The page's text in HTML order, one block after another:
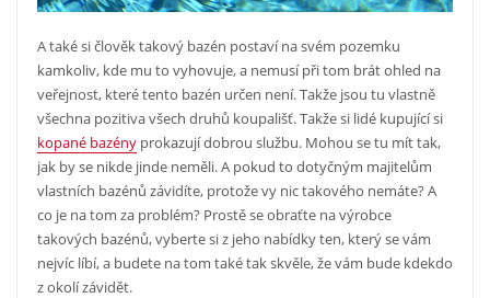
A také si člověk takový bazén postaví na svém pozemku
kamkoliv, kde mu to vyhovuje, a nemusí při tom brát ohled na
veřejnost, které tento bazén určen není. Takže jsou tu vlastně
všechna pozitiva všech druhů koupališť.Takže si lidé kupující si
kopané bazényprokazují dobrou službu. Mohou se tu mít tak,
jak by se nikde jinde neměli. A pokud to dotyčným majitelům
vlastních bazénů závidíte, protože vy nic takového nemáte? A
co je na tom za problém? Prostě se obraťte na výrobce
takových bazénů, vyberte si z jeho nabídky ten, který se vám
nejvíc líbí, a budete na tom také tak skvěle, že vám bude kdekdo
z okolí závidět.